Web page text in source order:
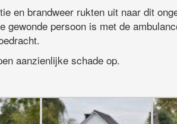
en brandweer rukten uit naar dit
gewonde persoon is met de
aanzienlijke schade op.